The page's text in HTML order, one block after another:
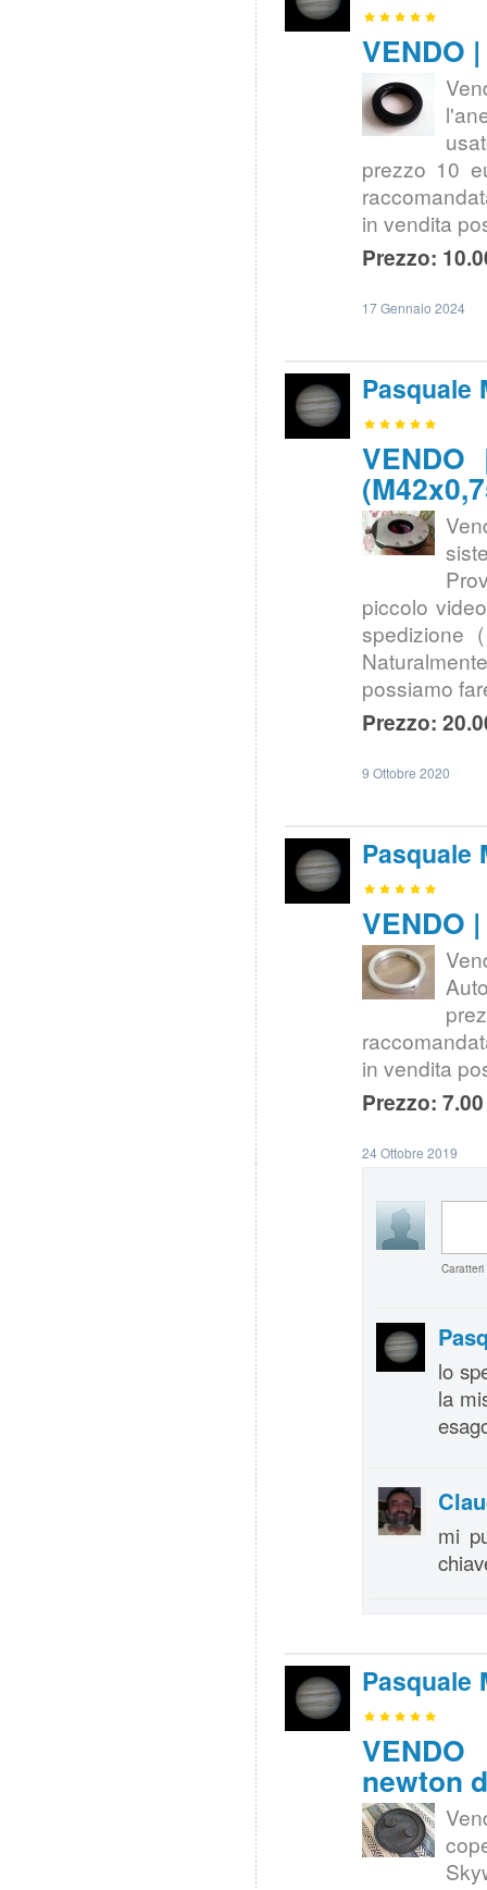
VENDO
prezzo 10
in vendita
Prezzo:
17 Gennaio 2024
Pasquale
piccolo
spedizione
possiamo
Prezzo:
9 Ottobre 2020
Pasquale
VENDO
in vendita
Prezzo:
24 Ottobre 2019
lo
la
mi
Pasquale
newton